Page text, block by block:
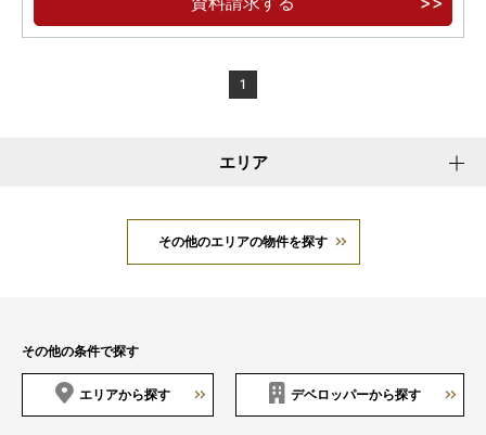
南側道路向かいには約600坪の肴町公園。
1
エリア
その他のエリアの物件を探す
その他の条件で探す
エリアから探す デベロッパーから探す